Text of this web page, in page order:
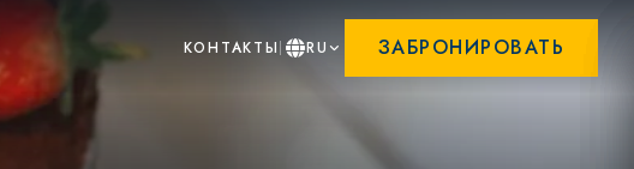
КОНТАКТЫ RU ЗАБРОНИРОВАТЬ